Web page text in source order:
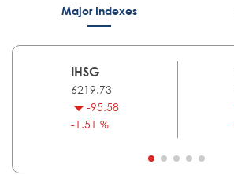
Major Indexes
IHSG
6219.73
-95.58
-1.51 %